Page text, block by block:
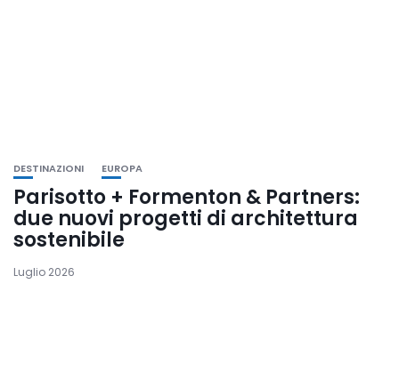
DESTINAZIONI EUROPA
Parisotto + Formenton & Partners:
due nuovi progetti di architettura
sostenibile
Luglio 2026